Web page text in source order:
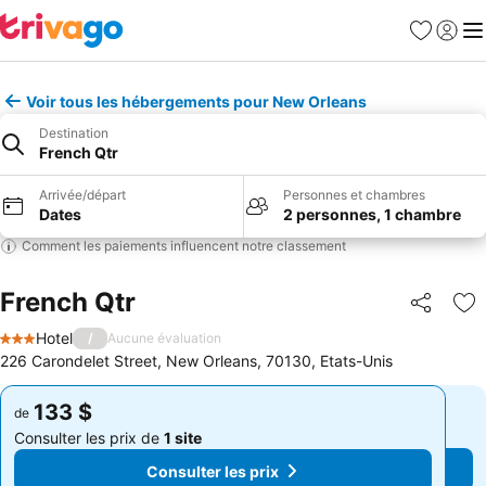
Favoris
Se
Voir tous les hébergements pour New Orleans
Destination
French Qtr
Arrivée/départ
Dates
Personnes et chambres
2 personnes, 1 chambre
Comment les paiements influencent notre classement
French Qtr Partager
3 Étoiles
Hotel / Aucune évaluation
226 Carondelet Street, New Orleans, 70130, Etats-Unis
de 133 $
Consulter les prix de 1 site
Consulter les prix
de 133 $
Consulter les prix de 1 site
Consulter les prix